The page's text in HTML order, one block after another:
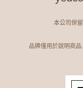
本公司保
品牌僅用於說明商